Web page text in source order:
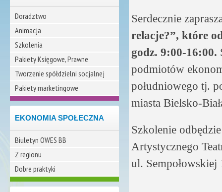
Doradztwo
Animacja
Szkolenia
Pakiety Księgowe, Prawne
Tworzenie spółdzielni socjalnej
Pakiety marketingowe
EKONOMIA SPOŁECZNA
Biuletyn OWES BB
Z regionu
Dobre praktyki
Serdecznie
relacje?”, które
godz. 9:00-16:00.
podmiotów
południowego tj.
miasta Bielsko-
Szkolenie
Artystycznego
ul. Sempołowskiej